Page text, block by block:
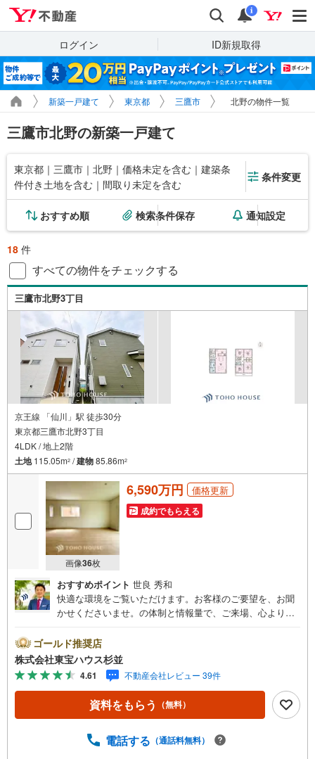
検索 通知
i
ログイン ID新規取得
新築一戸建て 東京都 三鷹市 北野の物件一覧
三鷹市北野の新築一戸建て
東京都｜三鷹市｜北野｜価格未定を含む｜建築条
件付き土地を含む｜間取り未定を含む
条件変更
おすすめ順 検索条件保存 通知設定
18 件
すべての物件をチェックする
三鷹市北野3丁目
京王線 「仙川」駅 徒歩30分
東京都三鷹市北野3丁目
4LDK / 地上2階
土地115.05m2 /建物85.86m2
画像36枚
6,590万円 価格更新
成約でもらえる
おすすめポイント 世良 秀和
快適な環境をご覧いただけます。お客様のご要望を、お聞
かせくださいませ。の体制と情報量で、ご来場、心よりお
「未来カレンダー」のご提案。・ 未来に起こるであろうご
自宅リフォームをオンライン上でご提案「ミラカレクラ
ブ」。・ 不動産売却時、ご自宅を綺麗にかつ瀟洒にさせる
CG加工ホームステイジングサービス。・ 購入者様へ、税
理士による確定申告の無料セミナーをご招待いたします。
◆ご予約に際して◆日時のご希望をお伝えください。（も
（居住中物件）の手配が必要な場合がございますのでご容
ゴールド推奨店
株式会社東宝ハウス杉並
4.61 不動産会社レビュー 39件
資料をもらう （無料）
電話する （通話料無料）